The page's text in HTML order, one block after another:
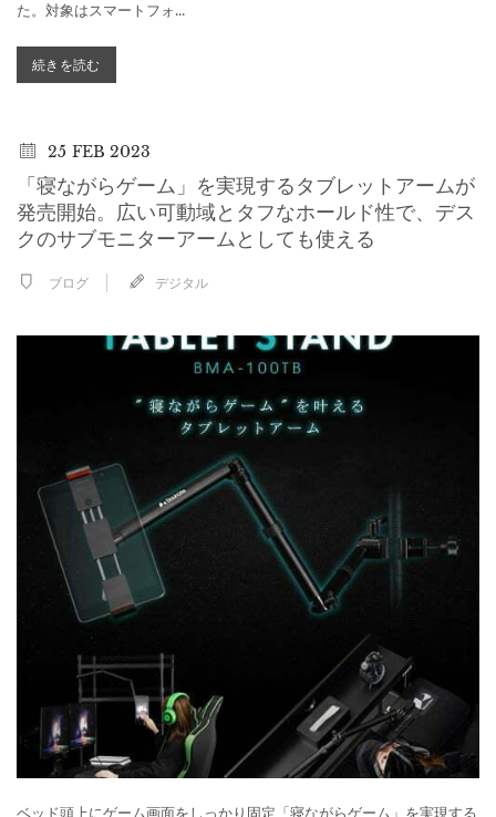
た。対象はスマートフォ...
続きを読む
25 FEB 2023
「寝ながらゲーム」を実現するタブレットアームが
発売開始。広い可動域とタフなホールド性で、デス
クのサブモニターアームとしても使える
ブログ デジタル
ベッド頭上にゲーム画面をしっかり固定「寝ながらゲーム」を実現する